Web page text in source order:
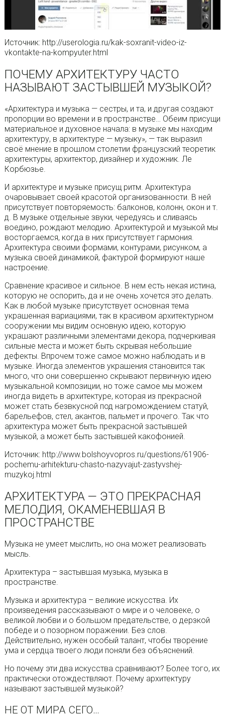
Источник: http://userologia.ru/kak-soxranit-video-iz-
vkontakte-na-kompyuter.html
ПОЧЕМУ АРХИТЕКТУРУ ЧАСТО
НАЗЫВАЮТ ЗАСТЫВШЕЙ МУЗЫКОЙ?
«Архитектура и музыка — сестры, и та, и другая создают
пропорции во времени и в пространстве… Обеим присущи
материальное и духовное начала: в музыке мы находим
архитектуру, в архитектуре — музыку», — так выразил
своё мнение в прошлом столетии французский теоретик
архитектуры, архитектор, дизайнер и художник. Ле
Корбюзье.
И архитектуре и музыке присущ ритм. Архитектура
очаровывает своей красотой организованности. В ней
присутствует повторяемость: балконов, колонн, окон и т.
д. В музыке отдельные звуки, чередуясь и сливаясь
воедино, рождают мелодию. Архитектурой и музыкой мы
восторгаемся, когда в них присутствует гармония.
Архитектура своими формами, контурами, рисунком, а
музыка своей динамикой, фактурой формируют наше
настроение.
Сравнение красивое и сильное. В нем есть некая истина,
которую не оспорить, да и не очень хочется это делать.
Как в любой музыке присутствует основная тема
украшенная вариациями, так в красивом архитектурном
сооружении мы видим основную идею, которую
украшают различными элементами декора, подчеркивая
сильные места и может быть скрывая небольшие
дефекты. Впрочем тоже самое можно наблюдать и в
музыке. Иногда элементов украшения становится так
много, что они совершенно скрывают первичную идею
музыкальной композиции, но тоже самое мы можем
иногда видеть в архитектуре, которая из прекрасной
может стать безвкусной под нагромождением статуй,
барельефов, стел, акантов, пальмет и прочего. Так что
архитектура может быть прекрасной застывшей
музыкой, а может быть застывшей какофонией.
Источник: http://www.bolshoyvopros.ru/questions/61906-
pochemu-arhitekturu-chasto-nazyvajut-zastyvshej-
muzykoj.html
АРХИТЕКТУРА — ЭТО ПРЕКРАСНАЯ
МЕЛОДИЯ, ОКАМЕНЕВШАЯ В
ПРОСТРАНСТВЕ
Музыка не умеет мыслить, но она может реализовать
мысль.
Архитектура – застывшая музыка, музыка в
пространстве.
Музыка и архитектура – великие искусства. Их
произведения рассказывают о мире и о человеке, о
великой любви и о большом предательстве, о дерзкой
победе и о позорном поражении. Без слов.
Действительно, нужен особый талант, чтобы творение
ума и сердца твоего люди поняли без объяснений.
Но почему эти два искусства сравнивают? Более того, их
практически отождествляют. Почему архитектуру
называют застывшей музыкой?
НЕ ОТ МИРА СЕГО…